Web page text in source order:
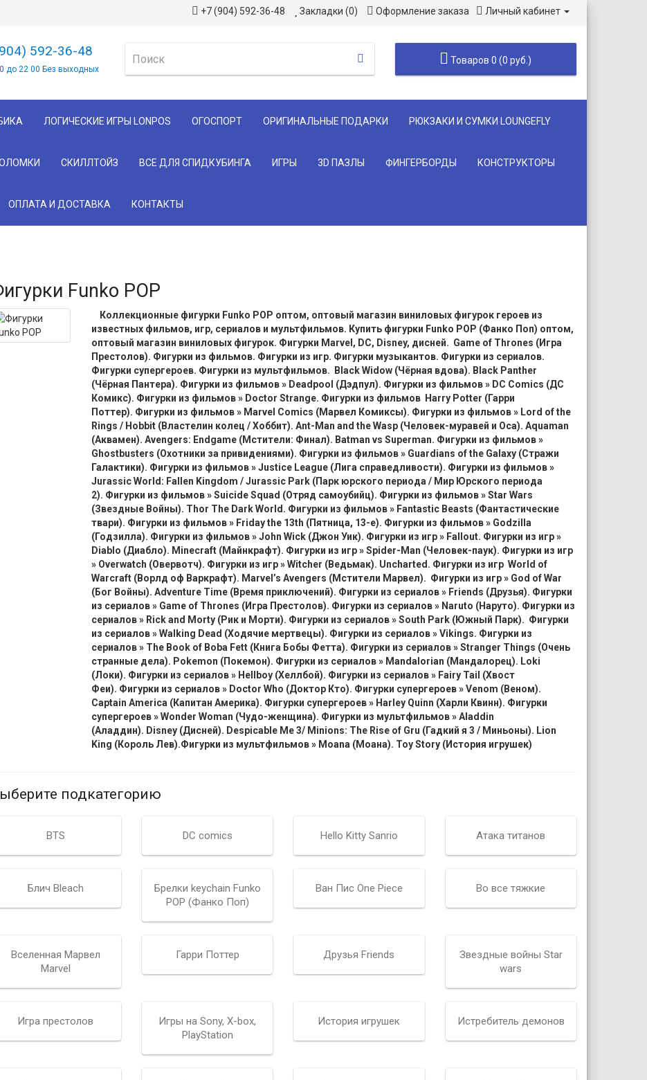
+7 (904) 592-36-48 Закладки (0) Оформление заказа Личный кабинет
592-36-48
до 22 00 Без выходных
Товаров 0 (0 руб.)
ЛОГИЧЕСКИЕ ИГРЫ LONPOS ОГОСПОРТ ОРИГИНАЛЬНЫЕ ПОДАРКИ РЮКЗАКИ И СУМКИ LOUNGEFLY
СКИЛЛТОЙЗ ВСЕ ДЛЯ СПИДКУБИНГА ИГРЫ 3D ПАЗЛЫ ФИНГЕРБОРДЫ КОНСТРУКТОРЫ
ОПЛАТА И ДОСТАВКА КОНТАКТЫ
Funko POP
Коллекционные фигурки Funko POP оптом, оптовый магазин виниловых фигурок героев из
известных фильмов, игр, сериалов и мультфильмов. Купить фигурки Funko POP (Фанко Поп) оптом,
оптовый магазин виниловых фигурок. Фигурки Marvel, DC, Disney, дисней. Game of Thrones (Игра
Престолов). Фигурки из фильмов. Фигурки из игр. Фигурки музыкантов. Фигурки из сериалов.
Фигурки супергероев. Фигурки из мультфильмов. Black Widow (Чёрная вдова). Black Panther
(Чёрная Пантера). Фигурки из фильмов » Deadpool (Дэдпул). Фигурки из фильмов » DC Comics (ДС
Комикс). Фигурки из фильмов » Doctor Strange. Фигурки из фильмов Harry Potter (Гарри
Поттер). Фигурки из фильмов » Marvel Comics (Марвел Комиксы). Фигурки из фильмов » Lord of the
Rings / Hobbit (Властелин колец / Хоббит). Ant-Man and the Wasp (Человек-муравей и Оса). Aquaman
(Аквамен). Avengers: Endgame (Мстители: Финал). Batman vs Superman. Фигурки из фильмов »
Ghostbusters (Охотники за привидениями). Фигурки из фильмов » Guardians of the Galaxy (Стражи
Галактики). Фигурки из фильмов » Justice League (Лига справедливости). Фигурки из фильмов »
Jurassic World: Fallen Kingdom / Jurassic Park (Парк юрского периода / Мир Юрского периода
2). Фигурки из фильмов » Suicide Squad (Отряд самоубийц). Фигурки из фильмов » Star Wars
(Звездные Войны). Thor The Dark World. Фигурки из фильмов » Fantastic Beasts (Фантастические
твари). Фигурки из фильмов » Friday the 13th (Пятница, 13-е). Фигурки из фильмов » Godzilla
(Годзилла). Фигурки из фильмов » John Wick (Джон Уик). Фигурки из игр » Fallout. Фигурки из игр »
Diablo (Диабло). Minecraft (Майнкрафт). Фигурки из игр » Spider-Man (Человек-паук). Фигурки из игр
» Overwatch (Овервотч). Фигурки из игр » Witcher (Ведьмак). Uncharted. Фигурки из игр World of
Warcraft (Ворлд оф Варкрафт). Marvel’s Avengers (Мстители Марвел). Фигурки из игр » God of War
(Бог Войны). Adventure Time (Время приключений). Фигурки из сериалов » Friends (Друзья). Фигурки
из сериалов » Game of Thrones (Игра Престолов). Фигурки из сериалов » Naruto (Наруто). Фигурки из
сериалов » Rick and Morty (Рик и Морти). Фигурки из сериалов » South Park (Южный Парк). Фигурки
из сериалов » Walking Dead (Ходячие мертвецы). Фигурки из сериалов » Vikings. Фигурки из
сериалов » The Book of Boba Fett (Книга Бобы Фетта). Фигурки из сериалов » Stranger Things (Очень
странные дела). Pokemon (Покемон). Фигурки из сериалов » Mandalorian (Мандалорец). Loki
(Локи). Фигурки из сериалов » Hellboy (Хеллбой). Фигурки из сериалов » Fairy Tail (Хвост
Феи). Фигурки из сериалов » Doctor Who (Доктор Кто). Фигурки супергероев » Venom (Веном).
Captain America (Капитан Америка). Фигурки супергероев » Harley Quinn (Харли Квинн). Фигурки
супергероев » Wonder Woman (Чудо-женщина). Фигурки из мультфильмов » Aladdin
(Аладдин). Disney (Дисней). Despicable Me 3/ Minions: The Rise of Gru (Гадкий я 3 / Миньоны). Lion
King (Король Лев).Фигурки из мультфильмов » Moana (Моана). Toy Story (История игрушек)
подкатегорию
BTS DC comics Hello Kitty Sanrio Атака титанов
Блич Bleach
Брелки keychain Funko
POP (Фанко Поп)
Ван Пис One Piece Во все тяжкие
Вселенная Марвел
Marvel
Гарри Поттер Друзья Friends
Звездные войны Star
wars
Игра престолов
Игры на Sony, X-box,
PlayStation
История игрушек Истребитель демонов